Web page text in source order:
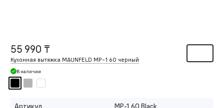
55 990 ₸
Кухонная вытяжка MAUNFELD MP-1 60 черный
В наличии
Артикул MP-1 60 Black